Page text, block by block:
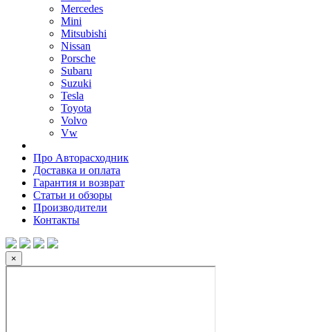
Mercedes
Mini
Mitsubishi
Nissan
Porsche
Subaru
Suzuki
Tesla
Toyota
Volvo
Vw
Про Авторасходник
Доставка и оплата
Гарантия и возврат
Статьи и обзоры
Производители
Контакты
×